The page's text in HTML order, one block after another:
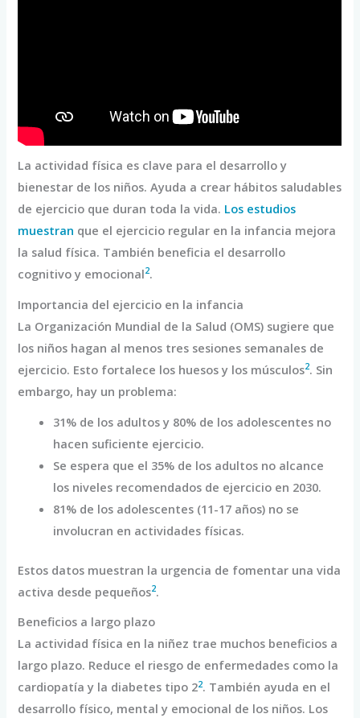
La actividad física es clave para el desarrollo y
bienestar de los niños. Ayuda a crear hábitos saludables
de ejercicio que duran toda la vida. Los estudios
muestran que el ejercicio regular en la infancia mejora
la salud física. También beneficia el desarrollo
cognitivo y emocional2.
Importancia del ejercicio en la infancia
La Organización Mundial de la Salud (OMS) sugiere que
los niños hagan al menos tres sesiones semanales de
ejercicio. Esto fortalece los huesos y los músculos2. Sin
embargo, hay un problema:
31% de los adultos y 80% de los adolescentes no
hacen suficiente ejercicio.
Se espera que el 35% de los adultos no alcance
los niveles recomendados de ejercicio en 2030.
81% de los adolescentes (11-17 años) no se
involucran en actividades físicas.
Estos datos muestran la urgencia de fomentar una vida
activa desde pequeños2.
Beneficios a largo plazo
La actividad física en la niñez trae muchos beneficios a
largo plazo. Reduce el riesgo de enfermedades como la
cardiopatía y la diabetes tipo 22. También ayuda en el
desarrollo físico, mental y emocional de los niños. Los